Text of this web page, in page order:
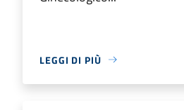
LEGGI DI PIÙ